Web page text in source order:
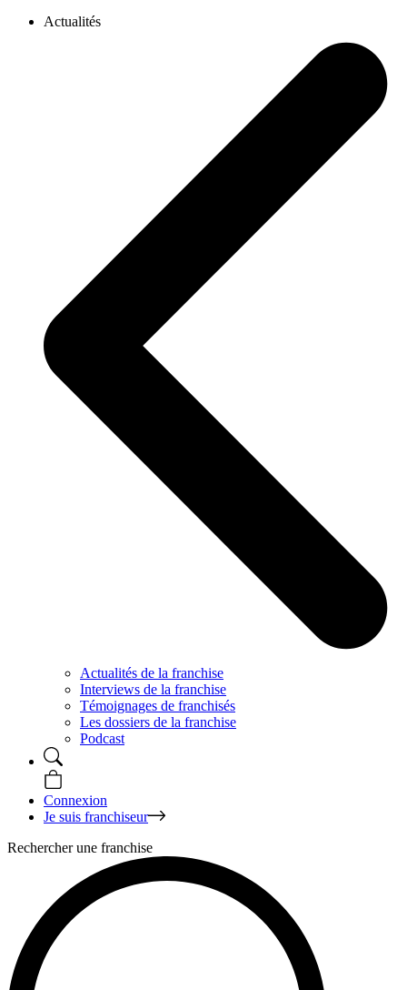
Actualités
Actualités de la franchise
Interviews de la franchise
Témoignages de franchisés
Les dossiers de la franchise
Podcast
Connexion
Je suis franchiseur
Rechercher une franchise